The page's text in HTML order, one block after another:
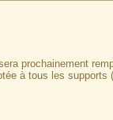
prochainement
à tous les